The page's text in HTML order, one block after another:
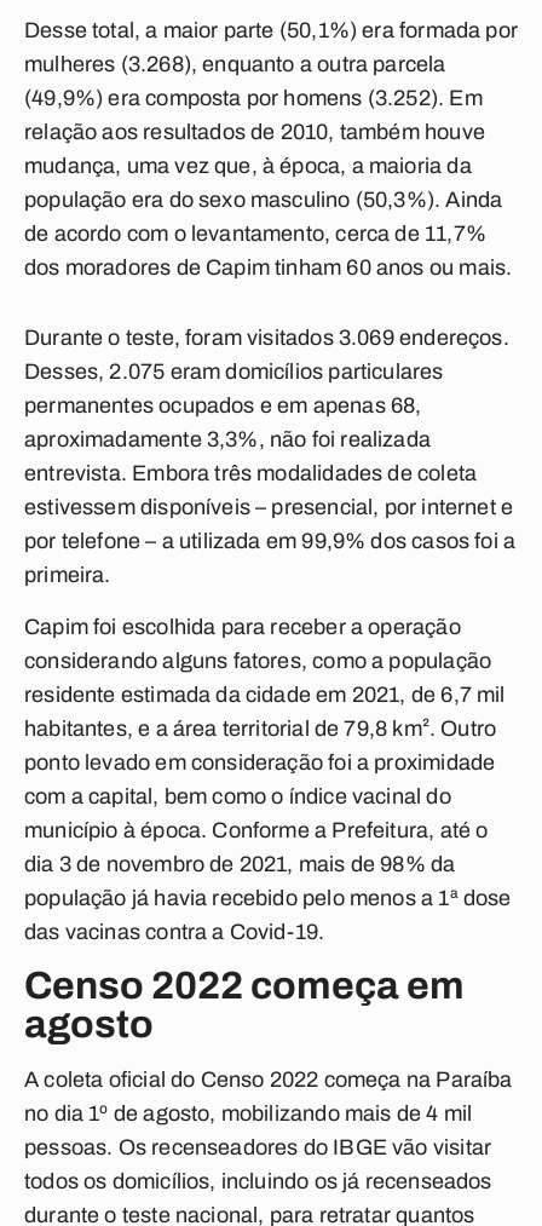
Desse total, a maior parte (50,1%) era formada por
mulheres (3.268), enquanto a outra parcela
(49,9%) era composta por homens (3.252). Em
relação aos resultados de 2010, também houve
mudança, uma vez que, à época, a maioria da
população era do sexo masculino (50,3%). Ainda
de acordo com o levantamento, cerca de 11,7%
dos moradores de Capim tinham 60 anos ou mais.
Durante o teste, foram visitados 3.069 endereços.
Desses, 2.075 eram domicílios particulares
permanentes ocupados e em apenas 68,
aproximadamente 3,3%, não foi realizada
entrevista. Embora três modalidades de coleta
estivessem disponíveis – presencial, por internet e
por telefone – a utilizada em 99,9% dos casos foi a
primeira.
Capim foi escolhida para receber a operação
considerando alguns fatores, como a população
residente estimada da cidade em 2021, de 6,7 mil
habitantes, e a área territorial de 79,8 km². Outro
ponto levado em consideração foi a proximidade
com a capital, bem como o índice vacinal do
município à época. Conforme a Prefeitura, até o
dia 3 de novembro de 2021, mais de 98% da
população já havia recebido pelo menos a 1ª dose
das vacinas contra a Covid-19.
Censo 2022 começa em
agosto
A coleta oficial do Censo 2022 começa na Paraíba
no dia 1º de agosto, mobilizando mais de 4 mil
pessoas. Os recenseadores do IBGE vão visitar
todos os domicílios, incluindo os já recenseados
durante o teste nacional, para retratar quantos